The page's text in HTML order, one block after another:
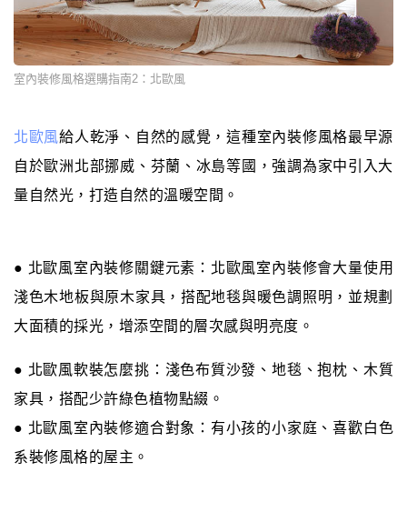
室內裝修風格選購指南2：北歐風
北歐風給人乾淨、自然的感覺，這種室內裝修風格最早源
自於歐洲北部挪威、芬蘭、冰島等國，強調為家中引入大
量自然光，打造自然的溫暖空間。
● 北歐風室內裝修關鍵元素：北歐風室內裝修會大量使用
淺色木地板與原木家具，搭配地毯與暖色調照明，並規劃
大面積的採光，增添空間的層次感與明亮度。
● 北歐風軟裝怎麼挑：淺色布質沙發、地毯、抱枕、木質
家具，搭配少許綠色植物點綴。
● 北歐風室內裝修適合對象：有小孩的小家庭、喜歡白色
系裝修風格的屋主。